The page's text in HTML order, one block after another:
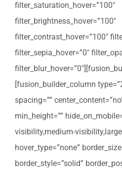
filter_saturation_hover=”100″
filter_brightness_hover=”100″
filter_contrast_hover=”100″
filter_sepia_hover=”0″
[fusion_builder_column
spacing=””
min_height=””
visibility,medium-
hover_type=”none”
border_style=”solid”